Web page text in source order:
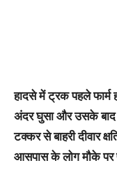
हादसे में ट्रक पहले फार्म
अंदर घुसा और उसके बाद
टक्कर से बाहरी दीवार
आसपास के लोग मौके पर